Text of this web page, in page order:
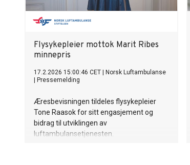
Flysykepleier mottok Marit Ribes
minnepris
17.2.2026 15:00:46 CET
Norsk Luftambulanse
Pressemelding
Æresbevisningen tildeles flysykepleier
Tone Raasok for sitt engasjement og
bidrag til utviklingen av
luftambulansetjenesten.